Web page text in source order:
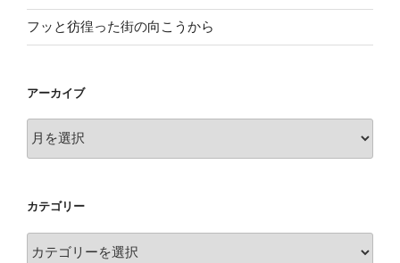
フッと彷徨った街の向こうから
アーカイブ
ー
ブ
カテゴリー